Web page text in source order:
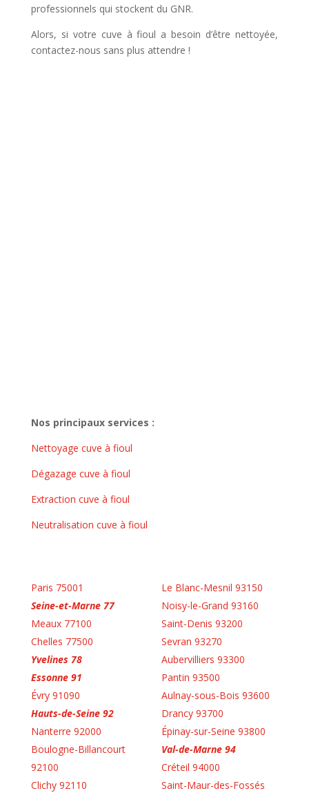
professionnels qui stockent du GNR.
Alors, si votre cuve à fioul a besoin d’être nettoyée,
contactez-nous sans plus attendre !
Nos principaux services :
Nettoyage cuve à fioul
Dégazage cuve à fioul
Extraction cuve à fioul
Neutralisation cuve à fioul
Paris 75001
Seine-et-Marne 77
Meaux 77100
Chelles 77500
Yvelines 78
Essonne 91
Évry 91090
Hauts-de-Seine 92
Nanterre 92000
Boulogne-Billancourt
92100
Clichy 92110
Le Blanc-Mesnil 93150
Noisy-le-Grand 93160
Saint-Denis 93200
Sevran 93270
Aubervilliers 93300
Pantin 93500
Aulnay-sous-Bois 93600
Drancy 93700
Épinay-sur-Seine 93800
Val-de-Marne 94
Créteil 94000
Saint-Maur-des-Fossés